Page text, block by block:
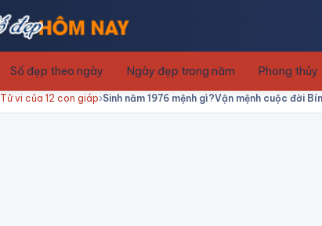
Số đẹp theo ngày Ngày đẹp trong năm Phong thủy
Tử vi của 12 con giáp Sinh năm 1976 mệnh gì?Vận mệnh cuộc đời